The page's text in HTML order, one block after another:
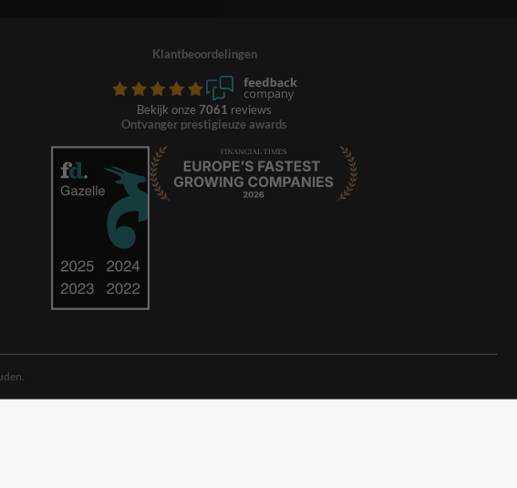
Klantbeoordelingen
Bekijk onze 7061 reviews
Ontvanger prestigieuze awards